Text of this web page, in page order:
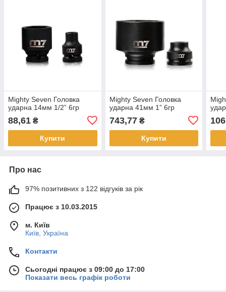
Mighty Seven Головка
ударна 14мм 1/2” 6гр
88,61 ₴
Купити
Mighty Seven Головка
ударна 41мм 1” 6гр
743,77₴
Купити
Про нас
97% позитивних з 122 відгуків за рік
Працює з 10.03.2015
м. Київ
Київ, Україна
Контакти
Сьогодні працює з 09:00 до 17:00
Показати весь графік роботи